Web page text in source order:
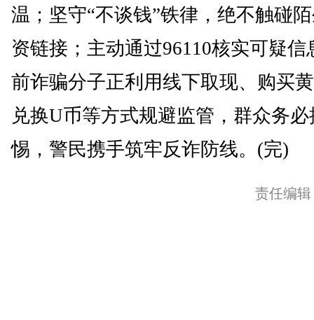
温；坚守“不谈钱”铁律，绝不触碰
资链接；主动通过96110核实可疑信
前诈骗分子正利用线下取现、购买
兑换U币等方式规避监管，群众务
惕，警民携手筑牢反诈防线。(完)
责任编